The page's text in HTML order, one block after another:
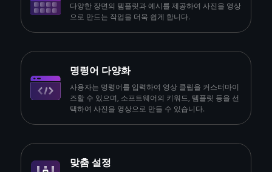
다양한 장면의 템플릿과 예시를 제공하여 사진을 영상
으로 만드는 작업을 더욱 쉽게 합니다.
명령어 다양화
사용자는 명령어를 입력하여 영상 클립을 커스터마이
즈할 수 있으며, 소프트웨어의 키워드, 템플릿 등을 선
택하여 사진을 영상으로 만들 수 있습니다.
맞춤 설정